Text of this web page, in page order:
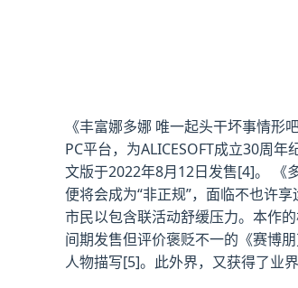
《丰富娜多娜 唯一起头干坏事情
PC平台，为ALICESOFT成立30周
文版于2022年8月12日发售[4]。 《
便将会成为“非正规”，面临不也许
市民以包含联活动舒缓压力。本作
间期发售但评价褒贬不一的《赛博
人物描写[5]。此外界，又获得了业界